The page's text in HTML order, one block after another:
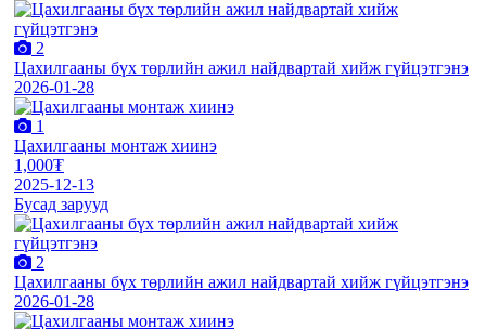
2
Цахилгааны бүх төрлийн ажил найдвартай хийж гүйцэтгэнэ
2026-01-28
1
Цахилгааны монтаж хиинэ
1,000₮
2025-12-13
Бусад зарууд
2
Цахилгааны бүх төрлийн ажил найдвартай хийж гүйцэтгэнэ
2026-01-28